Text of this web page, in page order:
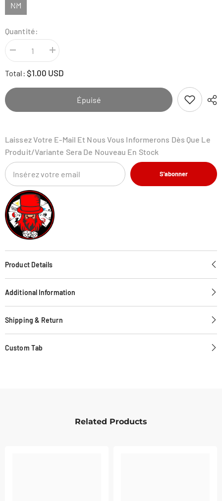
NM
Quantité:
Diminuer
la
quantité
pour
Lady
-
Augmenter
pour
-
Total: $1.00 USD
Épuisé
Laissez Votre E-Mail Et Nous Vous Informerons Dès Que Le
Produit/variante Sera De Nouveau En Stock
S'abonner
Product Details
Additional Information
Shipping & Return
Custom Tab
Related Products